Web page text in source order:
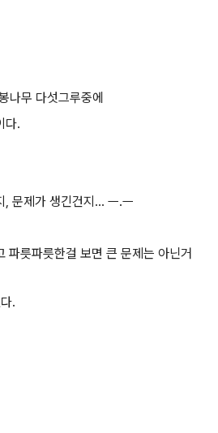
나무 다섯그루중에
다.
, 문제가 생긴건지... ㅡ.ㅡ
파릇파릇한걸 보면 큰 문제는 아닌거
.